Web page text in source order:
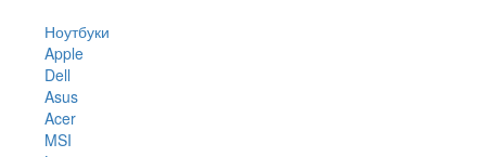
Ноутбуки
Apple
Dell
Asus
Acer
MSI